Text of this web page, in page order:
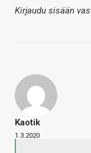
Kirjaudu sisään
Kaotik
1.3.2020